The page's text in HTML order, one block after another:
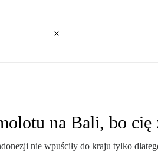
na Bali, bo cię
nie wpuściły do kraju tylko